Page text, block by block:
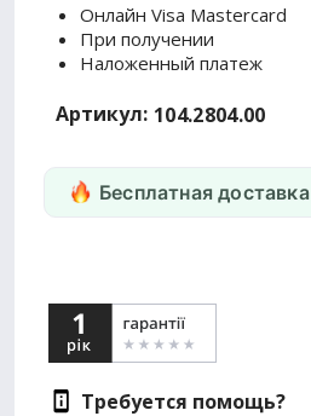
Онлайн Visa Mastercard
При получении
Наложенный платеж
Артикул: 104.2804.00
Бесплатная доставка
Требуется помощь?